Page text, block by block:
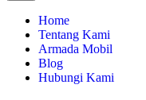
Home
Tentang Kami
Armada Mobil
Blog
Hubungi Kami